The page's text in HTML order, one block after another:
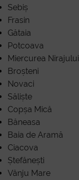
Sebiș
Frasin
Gătaia
Potcoava
Miercurea Nirajului
Broșteni
Novaci
Săliște
Copșa Mică
Băneasa
Baia de Aramă
Ciacova
Ștefănești
Vânju Mare